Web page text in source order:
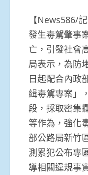
【News586/
發生毒駕肇事
亡，引發社會
局表示，為防
日起配合內政
緝毒駕專案」
段，採取密集
等作為，強化
部公路局新竹
測累犯公布專
導相關違規事